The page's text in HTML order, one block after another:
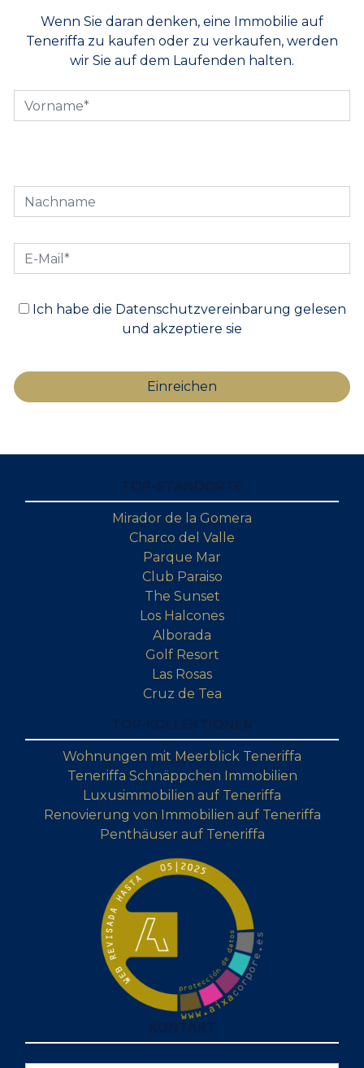
Wenn Sie daran denken, eine Immobilie auf
Teneriffa zu kaufen oder zu verkaufen, werden
wir Sie auf dem Laufenden halten.
Ich habe die Datenschutzvereinbarung gelesen
und akzeptiere sie
Mirador de la Gomera
Charco del Valle
Parque Mar
Club Paraiso
The Sunset
Los Halcones
Alborada
Golf Resort
Las Rosas
Cruz de Tea
Wohnungen mit Meerblick Teneriffa
Teneriffa Schnäppchen Immobilien
Luxusimmobilien auf Teneriffa
Renovierung von Immobilien auf Teneriffa
Penthäuser auf Teneriffa